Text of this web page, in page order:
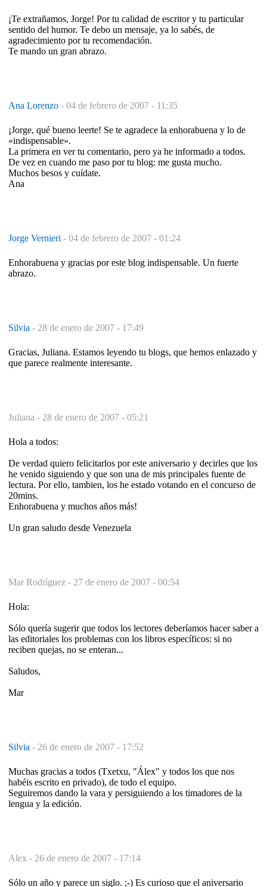
¡Te extrañamos, Jorge! Por tu calidad de escritor y tu particular
sentido del humor. Te debo un mensaje, ya lo sabés, de
agradecimiento por tu recomendación.
Te mando un gran abrazo.
Ana Lorenzo - 04 de febrero de 2007 - 11:35
¡Jorge, qué bueno leerte! Se te agradece la enhorabuena y lo de
«indispensable».
La primera en ver tu comentario, pero ya he informado a todos.
De vez en cuando me paso por tu blog: me gusta mucho.
Muchos besos y cuídate.
Ana
Jorge Vernieri - 04 de febrero de 2007 - 01:24
Enhorabuena y gracias por este blog indispensable. Un fuerte
abrazo.
Silvia - 28 de enero de 2007 - 17:49
Gracias, Juliana. Estamos leyendo tu blogs, que hemos enlazado y
que parece realmente interesante.
Juliana - 28 de enero de 2007 - 05:21
Hola a todos:
De verdad quiero felicitarlos por este aniversario y decirles que los
he venido siguiendo y que son una de mis principales fuente de
lectura. Por ello, tambien, los he estado votando en el concurso de
20mins.
Enhorabuena y muchos años más!
Un gran saludo desde Venezuela
Mar Rodríguez - 27 de enero de 2007 - 00:54
Hola:
Sólo quería sugerir que todos los lectores deberíamos hacer saber a
las editoriales los problemas con los libros específicos: si no
reciben quejas, no se enteran...
Saludos,
Mar
Silvia - 26 de enero de 2007 - 17:52
Muchas gracias a todos (Txetxu, "Álex" y todos los que nos
habéis escrito en privado), de todo el equipo.
Seguiremos dando la vara y persiguiendo a los timadores de la
lengua y la edición.
Alex - 26 de enero de 2007 - 17:14
Sólo un año y parece un siglo. ;-) Es curioso que el aniversario